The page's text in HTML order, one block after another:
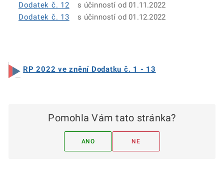
Dodatek č. 12 s účinností od 01.11.2022
Dodatek č. 13 s účinností od 01.12.2022
RP 2022 ve znění Dodatku č. 1 - 13
Pomohla Vám tato stránka?
ANO NE